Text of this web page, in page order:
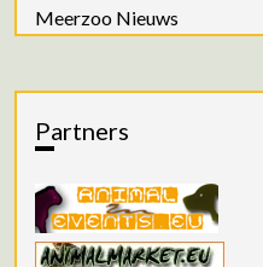
Meerzoo Nieuws
Partners